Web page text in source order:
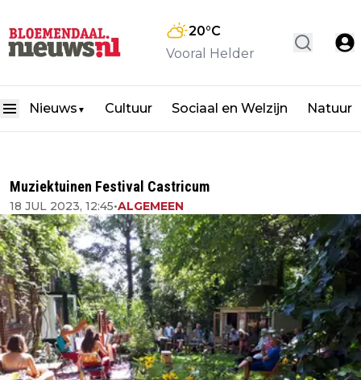
20°C
Vooral Helder
Nieuws ▼ Cultuur Sociaal en Welzijn Natuur
Muziektuinen Festival Castricum
18 JUL 2023, 12:45•ALGEMEEN